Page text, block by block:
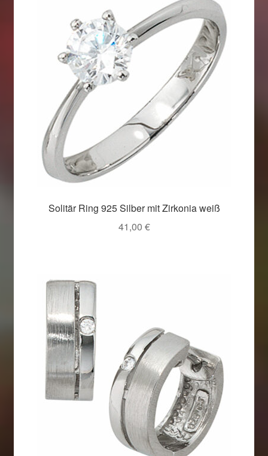
Solitär Ring 925 Silber mit Zirkonia weiß
41,00 €